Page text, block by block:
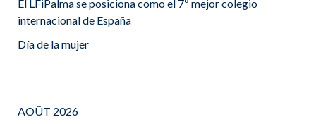
El LFiPalma se posiciona como el 7º mejor colegio
internacional de España
Día de la mujer
AOÛT 2026